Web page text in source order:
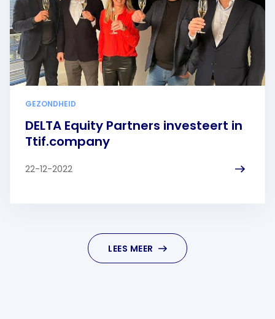
GEZONDHEID
DELTA Equity Partners investeert in
Ttif.company
22-12-2022
LEES MEER